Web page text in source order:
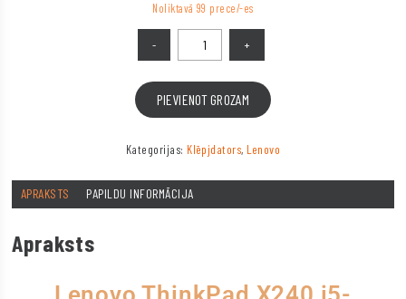
Noliktavā 99 prece/-es
PIEVIENOT GROZAM
Kategorijas: Klēpjdators, Lenovo
APRAKSTS PAPILDU INFORMĀCIJA
Apraksts